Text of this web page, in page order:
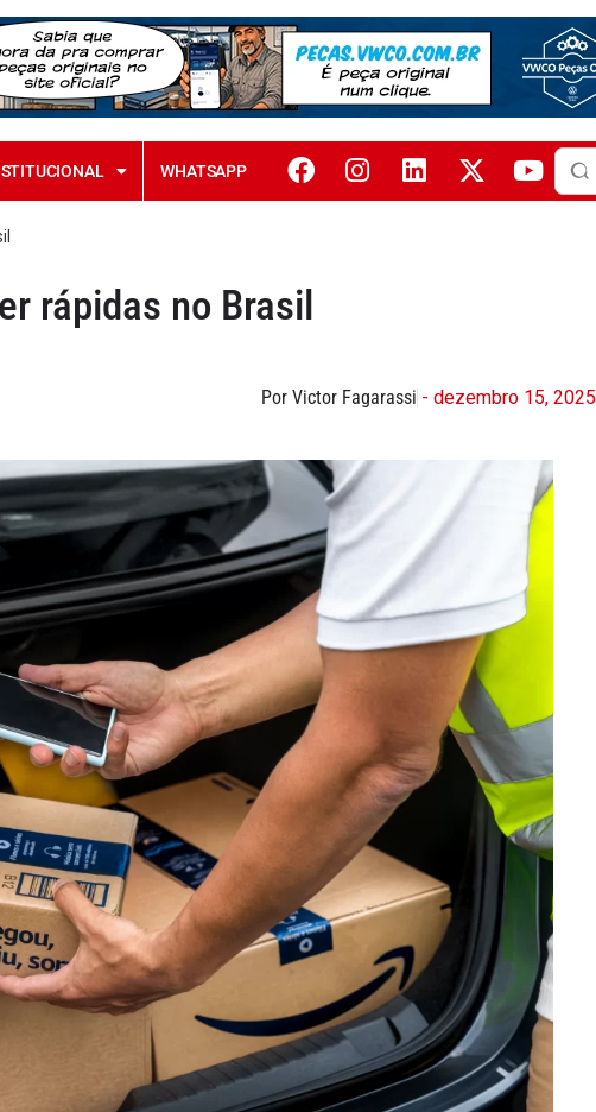
WHATSAPP
rápidas no Brasil
Por Victor Fagarassi - dezembro 15, 2025